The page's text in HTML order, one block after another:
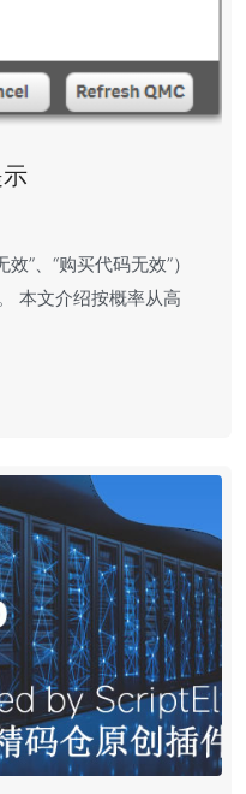
”、“购买代码无效”）
本文介绍按概率从高